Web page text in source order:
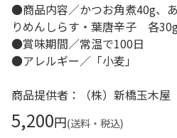
●商品内容／かつお角煮40g、
りめんしらす・葉唐辛子 各
●賞味期間／常温で100日
●アレルギー／「小麦」
商品提供者：（株）新橋玉木屋
5,200円(送料・税込)